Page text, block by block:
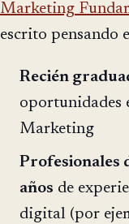
Marketing
escrito pensando
Recién
oportunidades
Marketing
Profesionales
años de
digital (por